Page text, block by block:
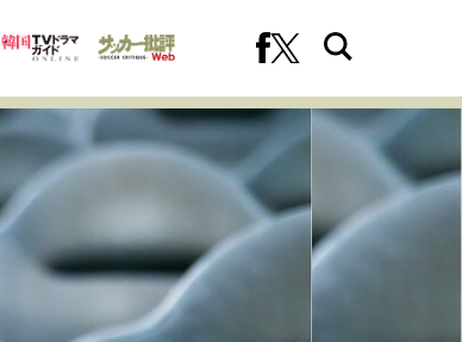
プロフェッショナルの矜持